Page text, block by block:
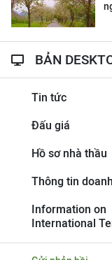
BẢN
Tin tức
Đấu giá
Hồ sơ nhà thầu
Thông tin
Information on
International